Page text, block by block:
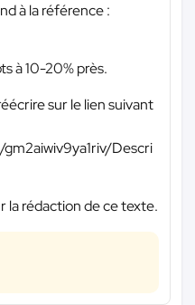
à la référence :
à 10-20% près.
sur le lien suivant
Descri
la rédaction de ce texte.